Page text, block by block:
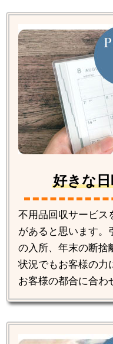
好きな
不用品回収サービス
があると思います。
の入所、年末の断捨
状況でもお客様の力
お客様の都合に合わ